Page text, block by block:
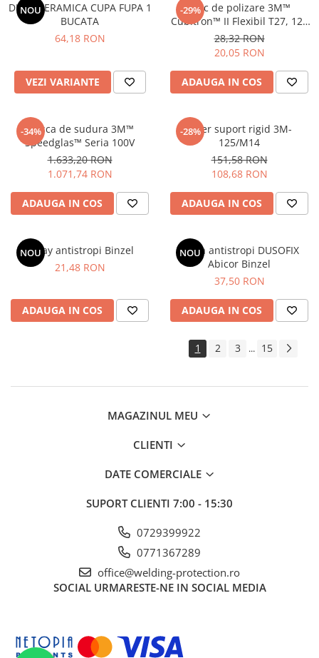
NOU
DUZA CERAMICA CUPA FUPA 1
BUCATA
64,18 RON
VEZI VARIANTE
-29%
Disc de polizare 3M™
Cubitron™ II Flexibil T27, 125
mm x 3 mm x 22.23 mm A36
28,32 RON
20,05 RON
ADAUGA IN COS
-34%
Masca de sudura 3M™
Speedglas™ Seria 100V
1.633,20 RON
1.071,74 RON
ADAUGA IN COS
-28%
Taler suport rigid 3M-
125/M14
151,58 RON
108,68 RON
ADAUGA IN COS
NOU
Spray antistropi Binzel
21,48 RON
ADAUGA IN COS
NOU
Pasta antistropi DUSOFIX
Abicor Binzel
37,50 RON
ADAUGA IN COS
1 2 3 ... 15
MAGAZINUL MEU
CLIENTI
DATE COMERCIALE
SUPORT CLIENTI 7:00 - 15:30
0729399922
0771367289
office@welding-protection.ro
SOCIAL URMARESTE-NE IN SOCIAL MEDIA